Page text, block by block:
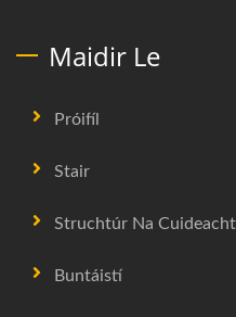
Maidir Le
Próifíl
Stair
Struchtúr Na
Buntáistí